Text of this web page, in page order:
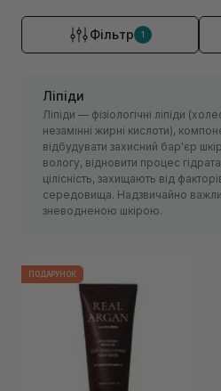
Фільтр 1
Ліпіди
Ліпіди — фізіологічні ліпіди
незамінні жирні кислоти),
відбудувати захисний бар'єр
вологу, відновити процес
цілісність, захищають від
середовища. Надзвичайно
зневодненою шкірою.
ПОДАРУНОК